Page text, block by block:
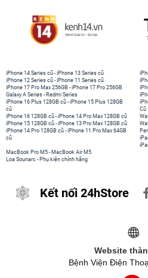
iPhone 14 Series cũ -iPhone 13 Series cũ
iPhone 12 Series cũ -iPhone 11 Series cũ
iPhone 17 Pro Max 256GB -iPhone 17 Pro 256GB
Galaxy A Series - Redmi Series
iPhone 16 Plus 128GB cũ -iPhone 15 Plus 128GB
cũ
iPhone 16 128GB cũ -iPhone 14 Pro Max 128GB cũ
iPhone 15 128GB cũ -iPhone 13 Pro Max 128GB cũ
iPhone 14 Pro 128GB cũ -iPhone 11 Pro Max 64GB
cũ
Cũ
MacBook Pro M5 - MacBook Air M5
Loa Sounarc - Phụ kiện chính hãng
Kết nối 24hStore
Website
Bệnh Viện Điện